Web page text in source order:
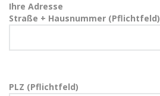
Ihre Adresse
Straße + Hausnummer (Pflichtfeld)
PLZ (Pflichtfeld)